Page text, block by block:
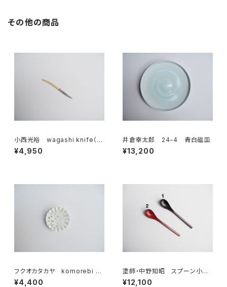
その他の商品
小西光裕 wagashi knife（真
鍮×ステンレス）
¥4,950
井倉幸太郎 24-4 青白磁皿
¥13,200
フクオカタカヤ komorebi pl
ate mini ギザ
¥4,400
塗師・中野知昭 スプーン小
溜//朱
¥12,100